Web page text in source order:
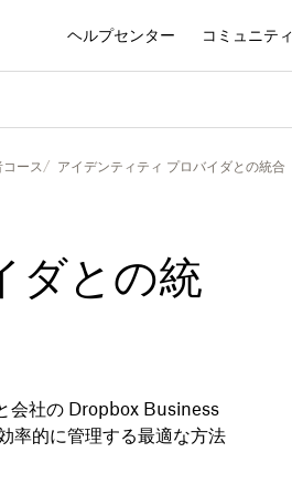
ヘルプセンター コミュニティ
ース アイデンティティ プロバイダとの統合
ダとの統
会社の Dropbox Business
率的に管理する最適な方法